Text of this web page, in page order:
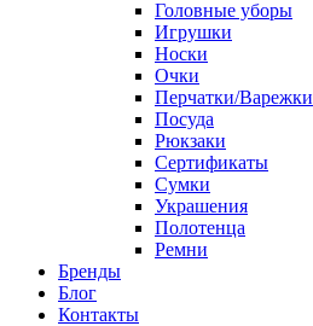
Головные уборы
Игрушки
Носки
Очки
Перчатки/Варежки
Посуда
Рюкзаки
Сертификаты
Сумки
Украшения
Полотенца
Ремни
Бренды
Блог
Контакты